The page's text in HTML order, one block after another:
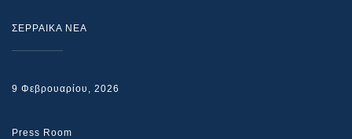
ΣΕΡΡΑΙΚΑ ΝΕΑ
9 Φεβρουαρίου, 2026
Press Room